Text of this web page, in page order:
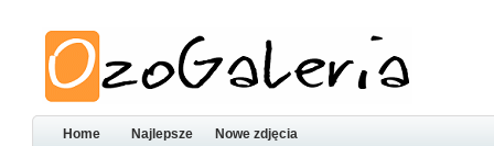
Home Najlepsze Nowe zdjęcia